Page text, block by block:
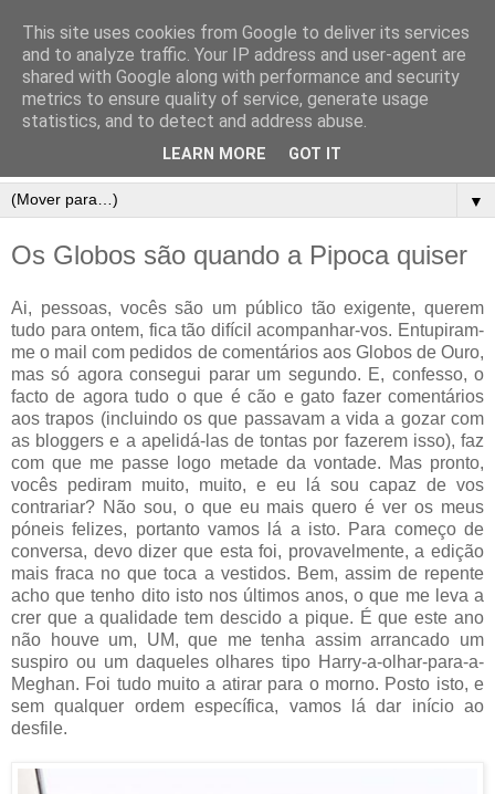
▼
Os Globos são quando a Pipoca quiser
Ai, pessoas, vocês são um público tão exigente, querem
tudo para ontem, fica tão difícil acompanhar-vos. Entupiram-
me o mail com pedidos de comentários aos Globos de Ouro,
mas só agora consegui parar um segundo. E, confesso, o
facto de agora tudo o que é cão e gato fazer comentários
aos trapos (incluindo os que passavam a vida a gozar com
as bloggers e a apelidá-las de tontas por fazerem isso), faz
com que me passe logo metade da vontade. Mas pronto,
vocês pediram muito, muito, e eu lá sou capaz de vos
contrariar? Não sou, o que eu mais quero é ver os meus
póneis felizes, portanto vamos lá a isto. Para começo de
conversa, devo dizer que esta foi, provavelmente, a edição
mais fraca no que toca a vestidos. Bem, assim de repente
acho que tenho dito isto nos últimos anos, o que me leva a
crer que a qualidade tem descido a pique. É que este ano
não houve um, UM, que me tenha assim arrancado um
suspiro ou um daqueles olhares tipo Harry-a-olhar-para-a-
Meghan. Foi tudo muito a atirar para o morno. Posto isto, e
sem qualquer ordem específica, vamos lá dar início ao
desfile.
This site uses cookies from Google to deliver its services
and to analyze traffic. Your IP address and user-agent are
shared with Google along with performance and security
metrics to ensure quality of service, generate usage
statistics, and to detect and address abuse.
LEARN MORE GOT IT